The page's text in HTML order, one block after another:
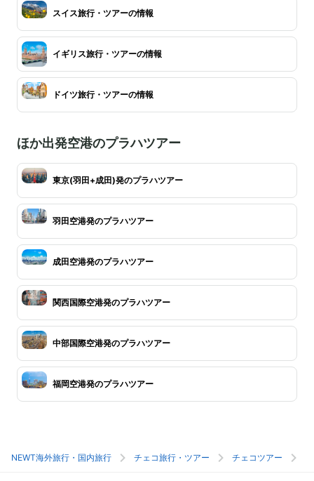
スイス旅行・ツアーの情報
イギリス旅行・ツアーの情報
ドイツ旅行・ツアーの情報
ほか出発空港のプラハツアー
東京(羽田+成田)発のプラハツアー
羽田空港発のプラハツアー
成田空港発のプラハツアー
関西国際空港発のプラハツアー
中部国際空港発のプラハツアー
福岡空港発のプラハツアー
NEWT海外旅行・国内旅行 チェコ旅行・ツアー チェコツアー